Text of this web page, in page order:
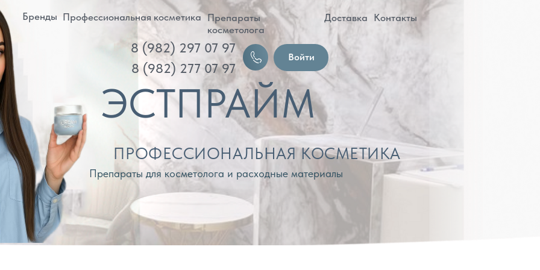
ЭСТПРАЙМ
Препараты для косметолога и расходные материалы
8 (982) 297 07 97
ПРОФЕССИОНАЛЬНАЯ КОСМЕТИКА
Профессиональная косметика Препараты
Контакты
Доставка
8 (982) 277 07 97
Войти